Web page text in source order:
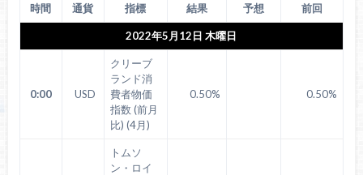
時間 通貨 指標 結果 予想 前回
2022年5月12日 木曜日
0:00 USD
クリーブ
ランド消
費者物価
指数 (前月
比) (4月)
0.50% 0.50%
トムソ
ン・ロイ